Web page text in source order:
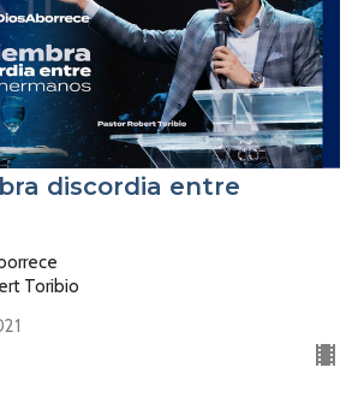
discordia entre
Toribio